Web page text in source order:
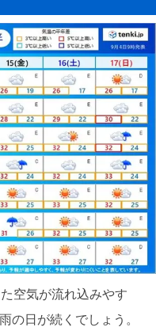
空気が流れ込みやす
の日が続くでしょう。